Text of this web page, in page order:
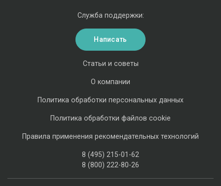
Статьи и советы
О компании
Политика обработки персональных данных
Политика обработки файлов cookie
Правила применения рекомендательных технологий
8 (495) 215-01-62
8 (800) 222-80-26
Служба поддержки:
Написать